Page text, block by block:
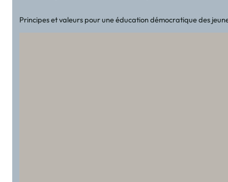
Principes et valeurs pour une éducation démocratique des